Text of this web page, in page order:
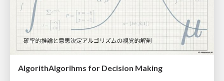
AlgorithAlgorihms for Decision Making